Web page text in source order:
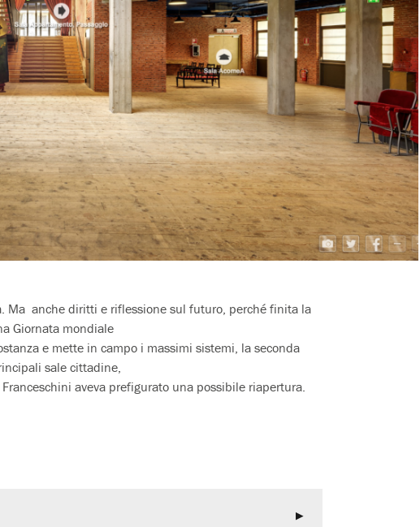
Ma anche diritti e riflessione sul futuro, perché finita la
Giornata mondiale
e mette in campo i massimi sistemi, la seconda
sale cittadine,
aveva prefigurato una possibile riapertura.